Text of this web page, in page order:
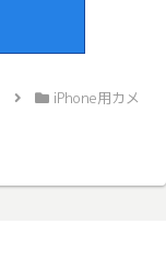
iPhone用カメ